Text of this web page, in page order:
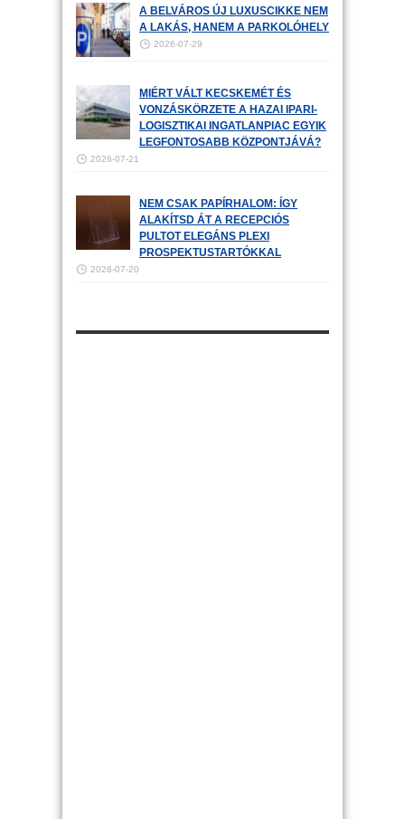
A BELVÁROS ÚJ LUXUSCIKKE NEM
A LAKÁS, HANEM A PARKOLÓHELY
2026-07-29
MIÉRT VÁLT KECSKEMÉT ÉS
VONZÁSKÖRZETE A HAZAI IPARI-
LOGISZTIKAI INGATLANPIAC EGYIK
LEGFONTOSABB KÖZPONTJÁVÁ?
2026-07-21
NEM CSAK PAPÍRHALOM: ÍGY
ALAKÍTSD ÁT A RECEPCIÓS
PULTOT ELEGÁNS PLEXI
PROSPEKTUSTARTÓKKAL
2026-07-20